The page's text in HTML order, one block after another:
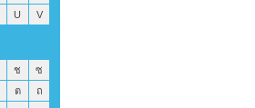
U
V
ช
ซ
ต
ถ